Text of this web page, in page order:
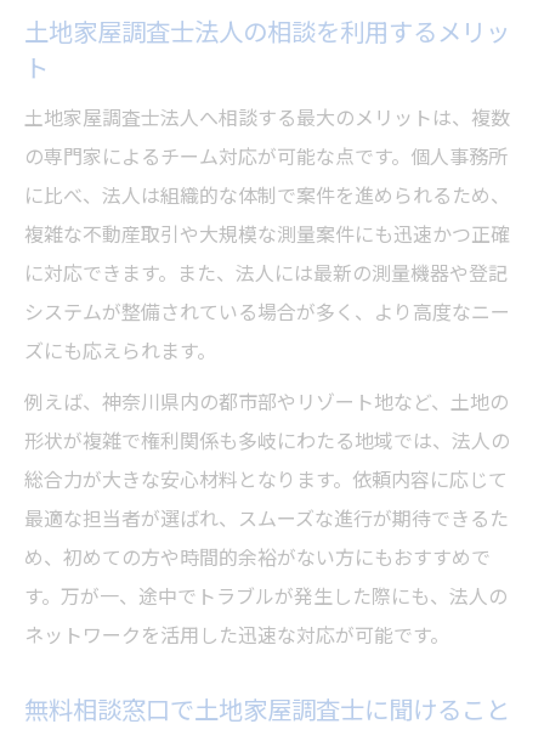
土地家屋調査士法人の相談を利用するメリッ
ト
土地家屋調査士法人へ相談する最大のメリットは、複数
の専門家によるチーム対応が可能な点です。個人事務所
に比べ、法人は組織的な体制で案件を進められるため、
複雑な不動産取引や大規模な測量案件にも迅速かつ正確
に対応できます。また、法人には最新の測量機器や登記
システムが整備されている場合が多く、より高度なニー
ズにも応えられます。
例えば、神奈川県内の都市部やリゾート地など、土地の
形状が複雑で権利関係も多岐にわたる地域では、法人の
総合力が大きな安心材料となります。依頼内容に応じて
最適な担当者が選ばれ、スムーズな進行が期待できるた
め、初めての方や時間的余裕がない方にもおすすめで
す。万が一、途中でトラブルが発生した際にも、法人の
ネットワークを活用した迅速な対応が可能です。
無料相談窓口で土地家屋調査士に聞けること